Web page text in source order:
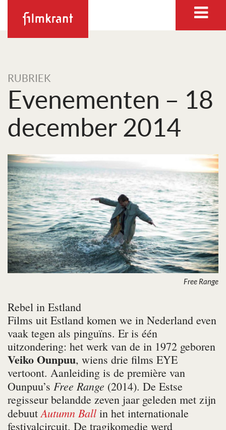
RUBRIEK
Evenementen – 18
december 2014
Free Range
Rebel in Estland
Films uit Estland komen we in Nederland even
vaak tegen als pin­guïns. Er is één
uitzondering: het werk van de in 1972 geboren
Veiko Ounpuu, wiens drie films EYE
vertoont. Aanleiding is de première van
Ounpuu’s Free Range (2014). De Estse
regisseur belandde zeven jaar geleden met zijn
debuutAutumn Ball in het internationale
festivalcircuit. De tragikomedie werd